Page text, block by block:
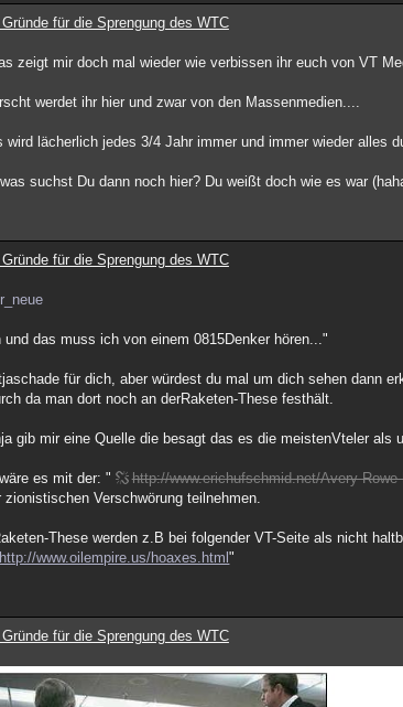
für die Sprengung des WTC
zeigt mir doch mal wieder wie verbissen ihr euch von VT
werdet ihr hier und zwar von den Massenmedien....
wird lächerlich jedes 3/4 Jahr immer und immer wieder alles
suchst Du dann noch hier? Du weißt doch wie es war
für die Sprengung des WTC
und das muss ich von einem 0815Denker hören..."
für dich, aber würdest du mal um dich sehen dann
da man dort noch an derRaketen-These festhält.
gib mir eine Quelle die besagt das es die meistenVteler als
es mit der: " http://www.erichufschmid.net/Avery-
zionistischen Verschwörung teilnehmen.
These werden z.B bei folgender VT-Seite als nicht
http://www.oilempire.us/hoaxes.html"
für die Sprengung des WTC